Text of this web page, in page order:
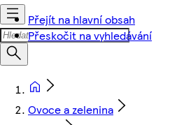
Přejít na hlavní obsah
Přeskočit na vyhledávání
Ovoce a zelenina